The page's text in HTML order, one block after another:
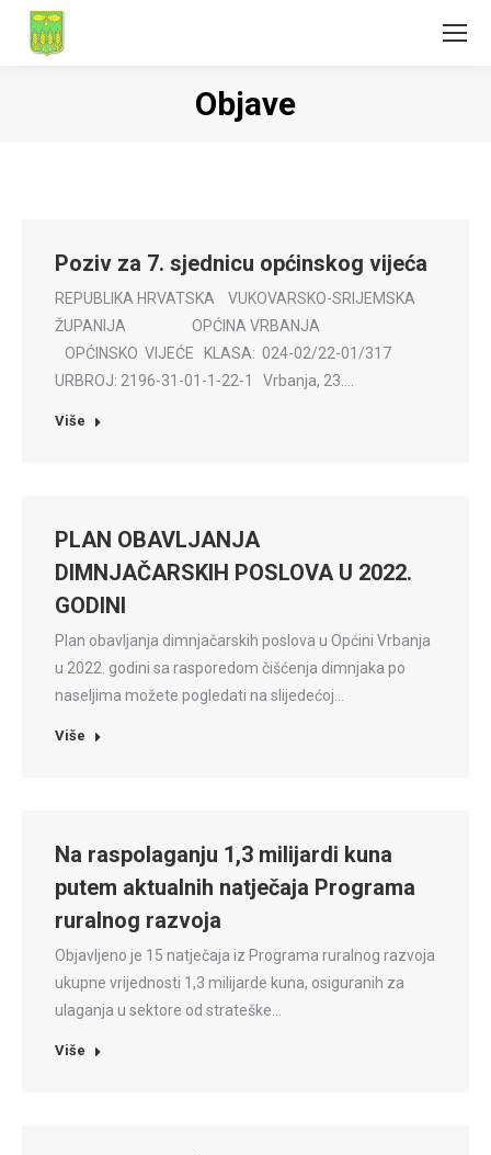
Objave
Poziv za 7. sjednicu općinskog vijeća
REPUBLIKA HRVATSKA VUKOVARSKO-SRIJEMSKA
ŽUPANIJA OPĆINA VRBANJA
OPĆINSKO VIJEĆE KLASA: 024-02/22-01/317
URBROJ: 2196-31-01-1-22-1 Vrbanja, 23.…
Više
PLAN OBAVLJANJA
DIMNJAČARSKIH POSLOVA U 2022.
GODINI
Plan obavljanja dimnjačarskih poslova u Općini Vrbanja
u 2022. godini sa rasporedom čišćenja dimnjaka po
naseljima možete pogledati na slijedećoj…
Više
Na raspolaganju 1,3 milijardi kuna
putem aktualnih natječaja Programa
ruralnog razvoja
Objavljeno je 15 natječaja iz Programa ruralnog razvoja
ukupne vrijednosti 1,3 milijarde kuna, osiguranih za
ulaganja u sektore od strateške…
Više